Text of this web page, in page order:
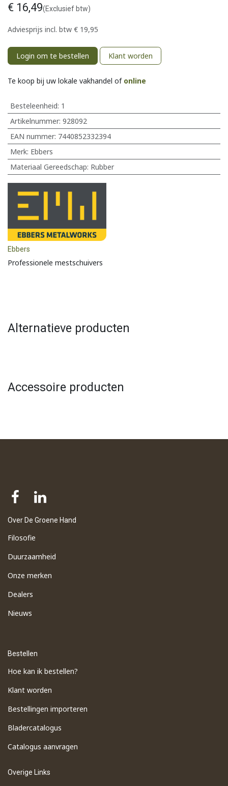
€ 16,49(Exclusief btw)
Adviesprijs incl. btw € 19,95
Login om te bestellen Klant worden
Te koop bij uw lokale vakhandel of online
Besteleenheid: 1
Artikelnummer: 928092
EAN nummer: 7440852332394
Merk: Ebbers
Materiaal Gereedschap: Rubber
Ebbers
Professionele mestschuivers
Alternatieve producten
Accessoire producten
Over De Groene Hand
Filosofie
Duurzaamheid
Onze merken
Dealers
Nieuws
Bestellen
Hoe kan ik bestellen?
Klant worden
Bestellingen importeren
​Bladercatalogus
​Catalogus aanvragen
Overige Links